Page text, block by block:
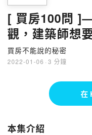
[ 買房100問
觀，建築師想
買房不能說的秘密
2022-01-06 · 3 分鐘
在
本集介紹